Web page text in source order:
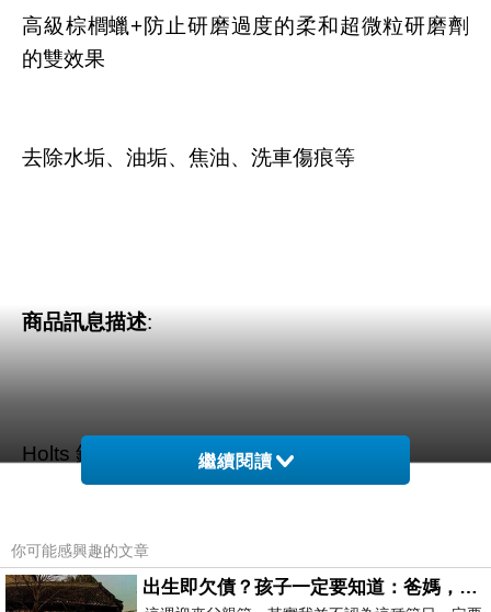
高級棕櫚蠟+防止研磨過度的柔和超微粒研磨劑
的雙效果
去除水垢、油垢、焦油、洗車傷痕等
商品訊息描述:
Holts 鏡面液體磨光劑繼續閱讀
你可能感興趣的文章
出生即欠債？孩子一定要知道：爸媽，其實我不欠你們